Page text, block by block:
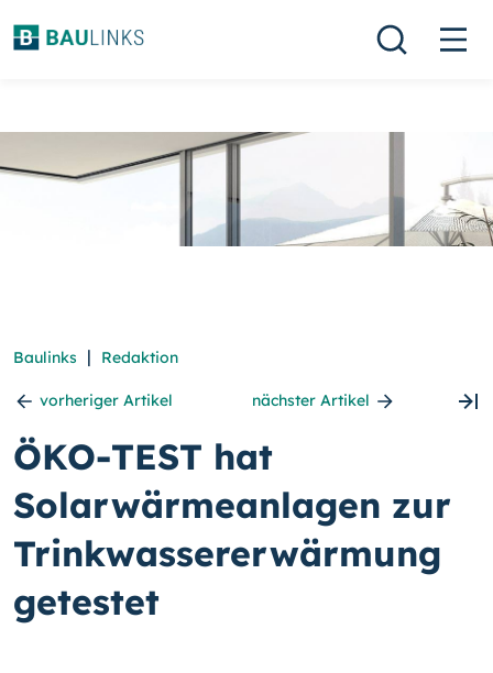
Baulinks | Redaktion
vorheriger Artikel nächster Artikel
ÖKO-TEST hat
Solarwärmeanlagen zur
Trinkwassererwärmung
getestet